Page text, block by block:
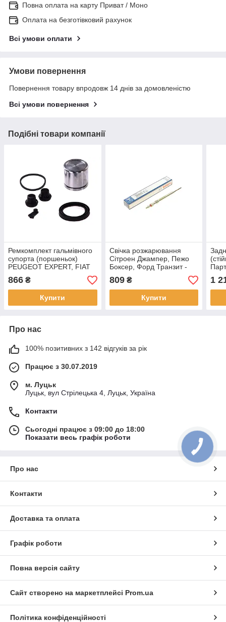
Повна оплата на карту Приват / Моно
Оплата на безготівковий рахунок
Всі умови оплати
Умови повернення
Повернення товару впродовж 14 днів за домовленістю
Всі умови повернення
Подібні товари компанії
Ремкомплект гальмівного
супорта (поршеньок)
PEUGEOT EXPERT, FIAT
SCUDO, CITROEN JUMPY
(1.6-2.0 HDI) 1995-2002
866 ₴
Купити
Свічка розжарювання
Сітроен Джампер, Пежо
Боксер, Форд Транзит -
Citroen Jumper, Peugeot
Boxer 2.2HDI - 2011- (4.4
V)
809₴
Купити
1
Про нас
100% позитивних з 142 відгуків за рік
Працює з 30.07.2019
м. Луцьк
Луцьк, вул Стрілецька 4, Луцьк, Україна
Контакти
Сьогодні працює з 09:00 до 18:00
Показати весь графік роботи
Про нас
Контакти
Доставка та оплата
Графік роботи
Повна версія сайту
Сайт створено на маркетплейсі Prom.ua
Політика конфіденційності